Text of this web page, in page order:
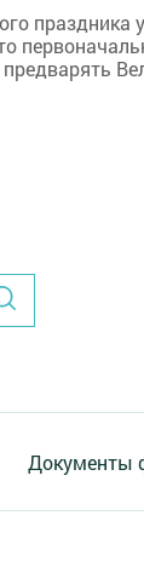
праздника
Документы